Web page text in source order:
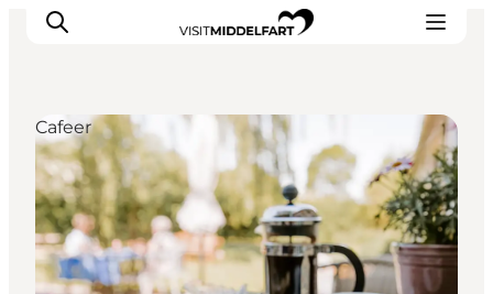
Oplevelser
Mad og drikke
Overnatning
Det Sker
Cafeer